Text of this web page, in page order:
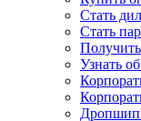
Стать
Стать
Узнать